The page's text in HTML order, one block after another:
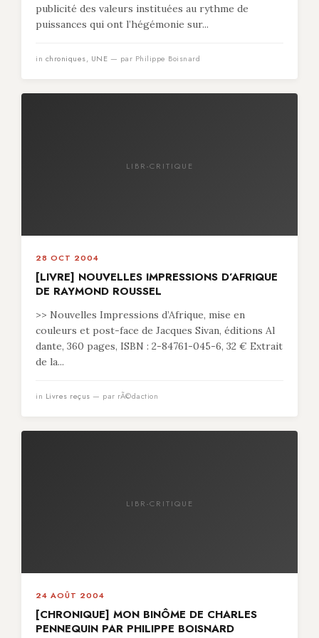
publicité des valeurs instituées au rythme de
puissances qui ont l’hégémonie sur...
in chroniques, UNE — par Philippe Boisnard
LIBR-CRITIQUE
28 OCT 2004
[LIVRE] NOUVELLES IMPRESSIONS D’AFRIQUE
DE RAYMOND ROUSSEL
>> Nouvelles Impressions d’Afrique, mise en
couleurs et post-face de Jacques Sivan, éditions Al
dante, 360 pages, ISBN : 2-84761-045-6, 32 € Extrait
de la...
in Livres reçus — par rÃ©daction
LIBR-CRITIQUE
24 AOÛT 2004
[CHRONIQUE] MON BINÔME DE CHARLES
PENNEQUIN PAR PHILIPPE BOISNARD